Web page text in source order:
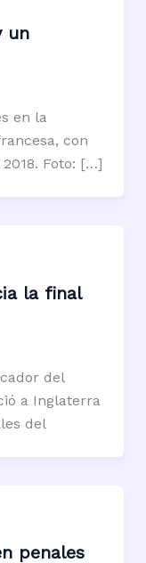
un
en la
con
Foto: […]
la final
del
a Inglaterra
del
penales